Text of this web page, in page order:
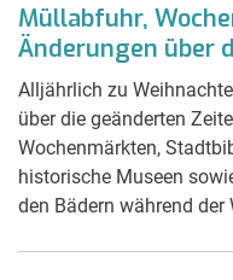
Müllabfuhr,
Änderungen über
Alljährlich zu
über die geänderten
Wochenmärkten,
historische Museen
den Bädern während